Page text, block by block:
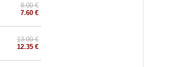
8.00 €
7.60 €
13.00 €
12.35 €